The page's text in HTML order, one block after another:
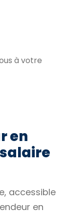
à votre
en
accessible
en